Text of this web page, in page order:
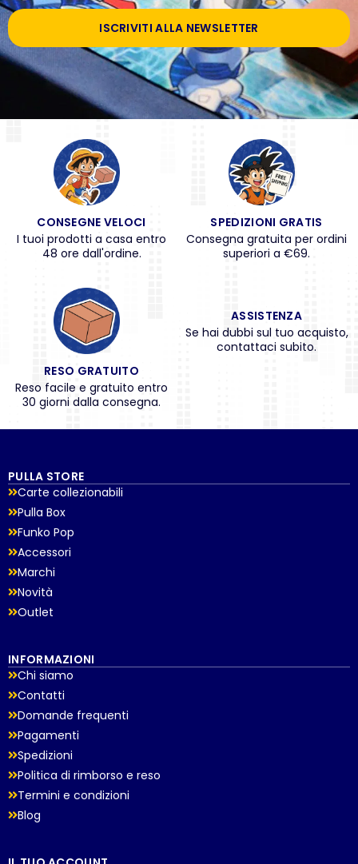
ISCRIVITI ALLA NEWSLETTER
CONSEGNE VELOCI
I tuoi prodotti a casa entro
48 ore dall'ordine.
SPEDIZIONI GRATIS
Consegna gratuita per ordini
superiori a €69.
RESO GRATUITO
Reso facile e gratuito entro
30 giorni dalla consegna.
ASSISTENZA
Se hai dubbi sul tuo acquisto,
contattaci subito.
PULLA STORE
Carte collezionabili
Pulla Box
Funko Pop
Accessori
Marchi
Novità
Outlet
INFORMAZIONI
Chi siamo
Contatti
Domande frequenti
Pagamenti
Spedizioni
Politica di rimborso e reso
Termini e condizioni
Blog